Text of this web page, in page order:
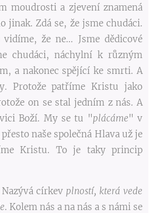
moudrosti a zjevení znamená
jinak. Zdá se, že jsme chudáci.
že ne... Jsme dědicové
chudáci, náchylní k různým
a nakonec spějící ke smrti. A
Protože patříme Kristu jako
on se stal jedním z nás. A
Boží. My se tu "plácáme" v
naše společná Hlava už je
Kristu. To je taky princip
církev plností, která vede
. Kolem nás a na nás a s námi se